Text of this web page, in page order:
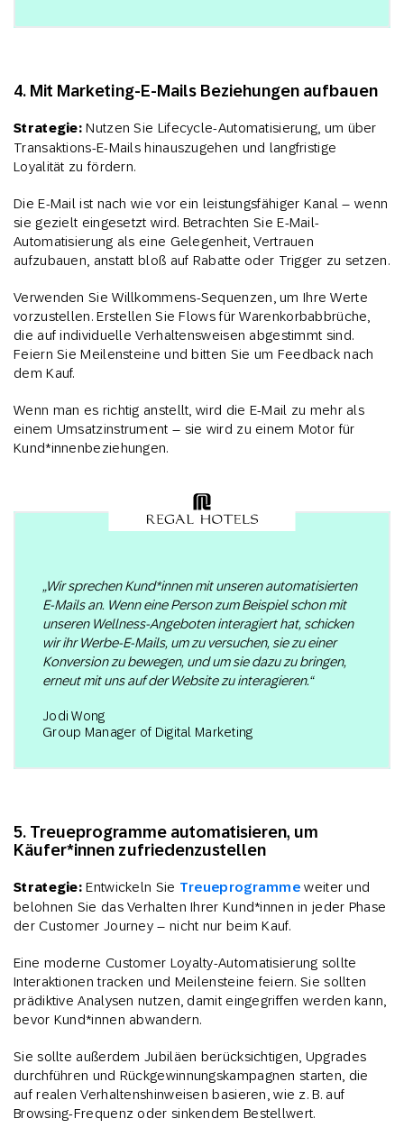
4. Mit Marketing-E-Mails Beziehungen aufbauen
Strategie: Nutzen Sie Lifecycle-Automatisierung, um über
Transaktions-E-Mails hinauszugehen und langfristige
Loyalität zu fördern.
Die E-Mail ist nach wie vor ein leistungsfähiger Kanal – wenn
sie gezielt eingesetzt wird. Betrachten Sie E-Mail-
Automatisierung als eine Gelegenheit, Vertrauen
aufzubauen, anstatt bloß auf Rabatte oder Trigger zu setzen.
Verwenden Sie Willkommens-Sequenzen, um Ihre Werte
vorzustellen. Erstellen Sie Flows für Warenkorbabbrüche,
die auf individuelle Verhaltensweisen abgestimmt sind.
Feiern Sie Meilensteine und bitten Sie um Feedback nach
dem Kauf.
Wenn man es richtig anstellt, wird die E-Mail zu mehr als
einem Umsatzinstrument – sie wird zu einem Motor für
Kund*innenbeziehungen.
„Wir sprechen Kund*innen mit unseren automatisierten
E-Mails an. Wenn eine Person zum Beispiel schon mit
unseren Wellness-Angeboten interagiert hat, schicken
wir ihr Werbe-E-Mails, um zu versuchen, sie zu einer
Konversion zu bewegen, und um sie dazu zu bringen,
erneut mit uns auf der Website zu interagieren.“
Jodi Wong
Group Manager of Digital Marketing
5. Treueprogramme automatisieren, um
Käufer*innen zufriedenzustellen
Strategie: Entwickeln Sie Treueprogramme weiter und
belohnen Sie das Verhalten Ihrer Kund*innen in jeder Phase
der Customer Journey – nicht nur beim Kauf.
Eine moderne Customer Loyalty-Automatisierung sollte
Interaktionen tracken und Meilensteine feiern. Sie sollten
prädiktive Analysen nutzen, damit eingegriffen werden kann,
bevor Kund*innen abwandern.
Sie sollte außerdem Jubiläen berücksichtigen, Upgrades
durchführen und Rückgewinnungskampagnen starten, die
auf realen Verhaltenshinweisen basieren, wie z. B. auf
Browsing-Frequenz oder sinkendem Bestellwert.